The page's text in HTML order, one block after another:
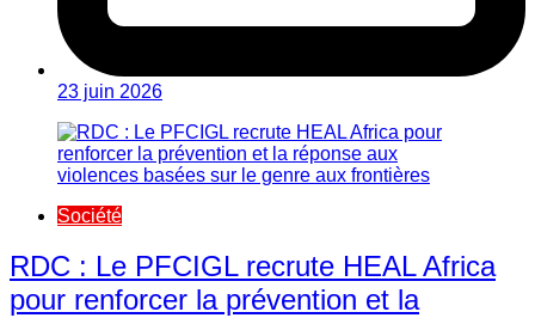
23 juin 2026
Société
RDC : Le PFCIGL recrute HEAL Africa
pour renforcer la prévention et la